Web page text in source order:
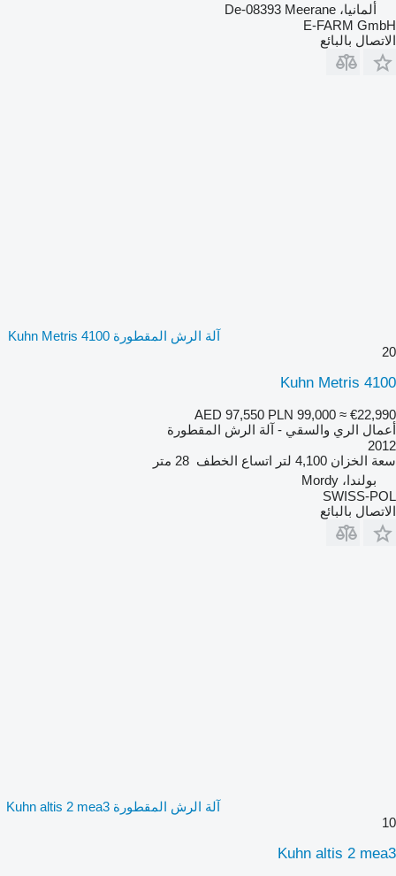
ألمانيا، De-08393 Meerane
E-FARM GmbH
الاتصال بالبائع
آلة الرش المقطورة Kuhn Metris 4100
20
Kuhn Metris 4100
AED 97,550 PLN 99,000 ≈ €22,990
أعمال الري والسقي - آلة الرش المقطورة
2012
سعة الخزان 4,100 لتر اتساع الخطف 28 متر
بولندا، Mordy
SWISS-POL
الاتصال بالبائع
آلة الرش المقطورة Kuhn altis 2 mea3
10
Kuhn altis 2 mea3